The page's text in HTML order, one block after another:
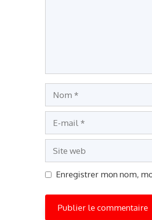
Nom
mail
Site
web
Enregistrer mon nom,